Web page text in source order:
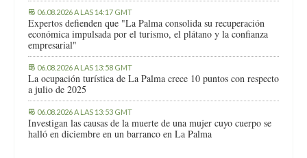
06.08.2026 A LAS 14:17 GMT
Expertos defienden que "La Palma consolida su recuperación
económica impulsada por el turismo, el plátano y la confianza
empresarial"
06.08.2026 A LAS 13:58 GMT
La ocupación turística de La Palma crece 10 puntos con respecto
a julio de 2025
06.08.2026 A LAS 13:53 GMT
Investigan las causas de la muerte de una mujer cuyo cuerpo se
halló en diciembre en un barranco en La Palma